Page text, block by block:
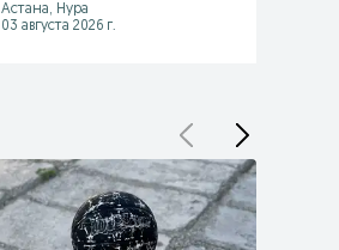
Астана, Нура
03 августа 2026 г.